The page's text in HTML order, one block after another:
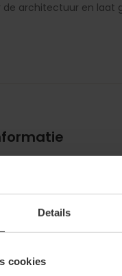
Details
cookies
de architectuur en laat